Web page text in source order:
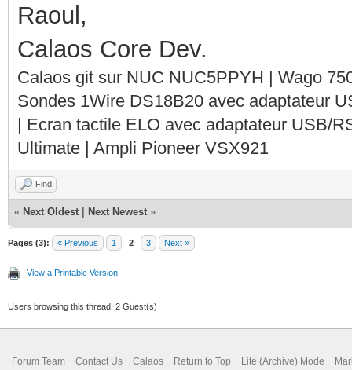
Raoul,
Calaos Core Dev.
Calaos git sur NUC NUC5PPYH | Wago
Sondes 1Wire DS18B20 avec adaptateur
| Ecran tactile ELO avec adaptateur USB/
Ultimate | Ampli Pioneer VSX921
Find
« Next Oldest Next Newest »
Pages (3): « Previous 1 2 3 Next »
View a Printable Version
Users browsing this thread: 2 Guest(s)
Forum Team Contact Us Calaos Return to Top Lite (Archive) Mode